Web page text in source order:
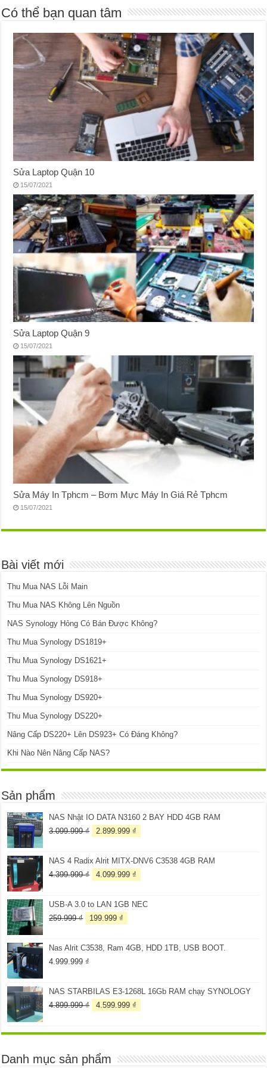
Có thể bạn quan tâm
Sửa Laptop Quận 10
15/07/2021
Sửa Laptop Quận 9
15/07/2021
Sửa Máy In Tphcm – Bơm Mực Máy In Giá Rẻ Tphcm
15/07/2021
Bài viết mới
Thu Mua NAS Lỗi Main
Thu Mua NAS Không Lên Nguồn
NAS Synology Hỏng Có Bán Được Không?
Thu Mua Synology DS1819+
Thu Mua Synology DS1621+
Thu Mua Synology DS918+
Thu Mua Synology DS920+
Thu Mua Synology DS220+
Nâng Cấp DS220+ Lên DS923+ Có Đáng Không?
Khi Nào Nên Nâng Cấp NAS?
Sản phẩm
NAS Nhật IO DATA N3160 2 BAY HDD 4GB RAM
3.099.999₫
Giá
3.099.999 ₫.
2.899.999 ₫
là:
NAS 4 Radix Alrit MITX-DNV6 C3538 4GB RAM
4.399.999₫
Giá
4.399.999 ₫.
4.099.999 ₫
là:
USB-A 3.0 to LAN 1GB NEC
259.999₫
Giá
259.999 ₫.
199.999 ₫
là:
Nas Alrit C3538, Ram 4GB, HDD 1TB, USB BOOT.
4.999.999 ₫
NAS STARBILAS E3-1268L 16Gb RAM chạy SYNOLOGY
4.899.999₫
Giá
4.899.999 ₫.
4.599.999 ₫
là:
Danh mục sản phẩm